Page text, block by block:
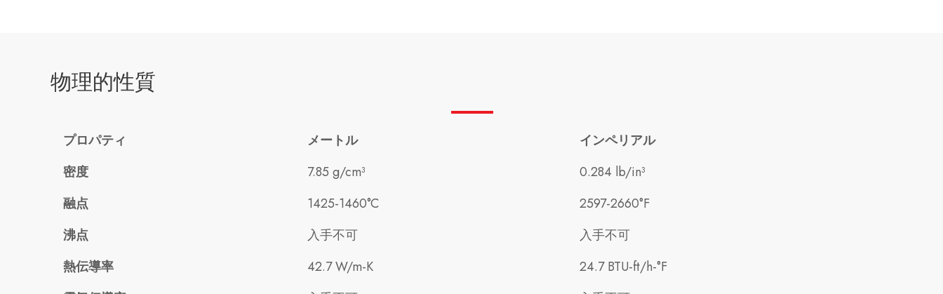
物理的性質
プロパティ メートル
インペリアル
密度
7.85 g/cm³
0.284 lb/in³
融点
1425-1460°C
2597-2660°F
沸点
入手不可
入手不可
熱伝導率
42.7 W/m-K
24.7 BTU-ft/h-°F